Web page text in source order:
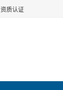
资质认证